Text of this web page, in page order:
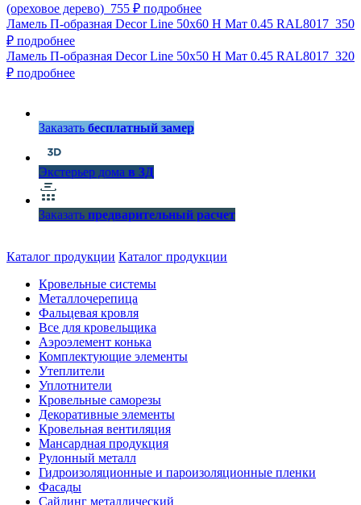
(ореховое дерево) 755 ₽ подробнее
Ламель П-образная Decor Line 50х60 Н Мат 0.45 RAL8017 350
₽ подробнее
Ламель П-образная Decor Line 50х50 Н Мат 0.45 RAL8017 320
₽ подробнее
Заказать бесплатный замер
Экстерьер дома в 3Д
Заказать предварительный расчет
Каталог продукции Каталог продукции
Кровельные системы
Металлочерепица
Фальцевая кровля
Все для кровельщика
Аэроэлемент конька
Комплектующие элементы
Утеплители
Уплотнители
Кровельные саморезы
Декоративные элементы
Кровельная вентиляция
Мансардная продукция
Рулонный металл
Гидроизоляционные и пароизоляционные пленки
Фасады
Сайдинг металлический